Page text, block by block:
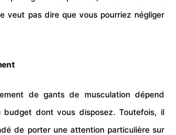
veut pas dire que vous pourriez négliger
de gants de musculation dépend
budget dont vous disposez. Toutefois, il
de porter une attention particulière sur